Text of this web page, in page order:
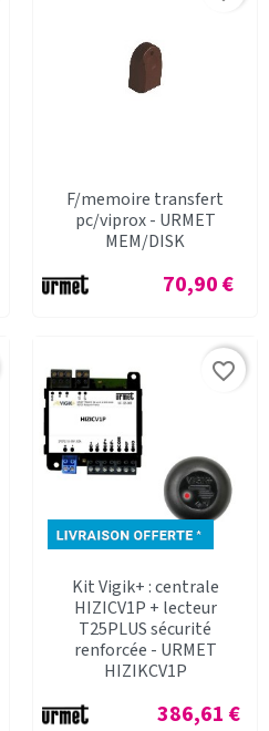
F/memoire transfert
pc/viprox - URMET
MEM/DISK
Prix
70,90 €
Kit Vigik+ : centrale
HIZICV1P + lecteur
T25PLUS sécurité
renforcée - URMET
HIZIKCV1P
Prix
386,61 €
favorite_border